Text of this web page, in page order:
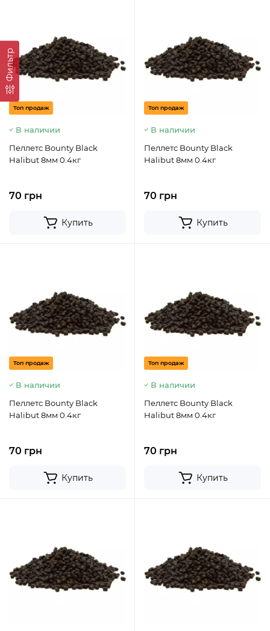
Фильтр
Топ продаж
В наличии
Пеллетс Bounty Black
Halibut 8мм 0.4кг
70 грн
Купить
Топ продаж
В наличии
Пеллетс Bounty Black
Halibut 8мм 0.4кг
70 грн
Купить
Топ продаж
В наличии
Пеллетс Bounty Black
Halibut 8мм 0.4кг
70 грн
Купить
Топ продаж
В наличии
Пеллетс Bounty Black
Halibut 8мм 0.4кг
70 грн
Купить